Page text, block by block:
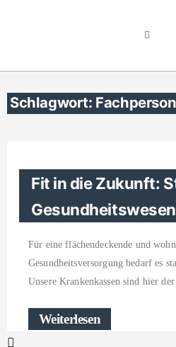
Schlagwort:
Fit in die Zukunft:
Für eine flächendeckende und
Gesundheitsversorgung bedarf es
Unsere Krankenkassen sind hier
Weiterlesen